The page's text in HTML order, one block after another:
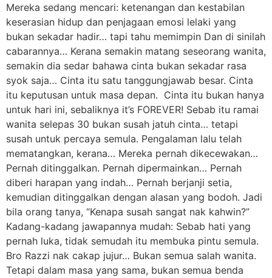
Mereka sedang mencari: ketenangan dan kestabilan
keserasian hidup dan penjagaan emosi lelaki yang
bukan sekadar hadir… tapi tahu memimpin Dan di sinilah
cabarannya… Kerana semakin matang seseorang wanita,
semakin dia sedar bahawa cinta bukan sekadar rasa
syok saja… Cinta itu satu tanggungjawab besar. Cinta
itu keputusan untuk masa depan. Cinta itu bukan hanya
untuk hari ini, sebaliknya it’s FOREVER! Sebab itu ramai
wanita selepas 30 bukan susah jatuh cinta… tetapi
susah untuk percaya semula. Pengalaman lalu telah
mematangkan, kerana… Mereka pernah dikecewakan…
Pernah ditinggalkan. Pernah dipermainkan… Pernah
diberi harapan yang indah… Pernah berjanji setia,
kemudian ditinggalkan dengan alasan yang bodoh. Jadi
bila orang tanya, “Kenapa susah sangat nak kahwin?”
Kadang-kadang jawapannya mudah: Sebab hati yang
pernah luka, tidak semudah itu membuka pintu semula.
Bro Razzi nak cakap jujur… Bukan semua salah wanita.
Tetapi dalam masa yang sama, bukan semua benda